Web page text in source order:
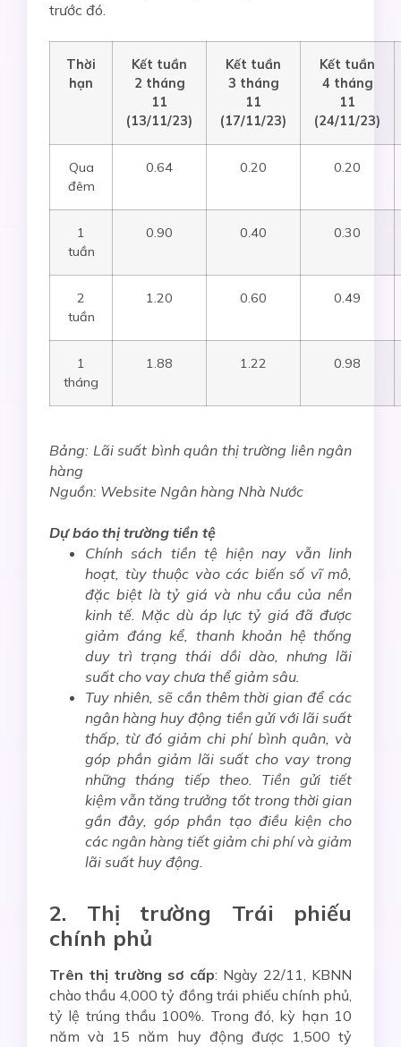
trước đó.
Thời
hạn
Kết tuần
2 tháng
11
(13/11/23)
Kết tuần
3 tháng
11
(17/11/23)
Kết tuần
4 tháng
11
(24/11/23)
Qua
đêm
0.64 0.20 0.20
1
tuần
0.90 0.40 0.30
2
tuần
1.20 0.60 0.49
1
tháng
1.88 1.22 0.98
Bảng: Lãi suất bình quân thị trường liên ngân
hàng
Nguồn: Website Ngân hàng Nhà Nước
Dự báo thị trường tiền tệ
Chính sách tiền tệ hiện nay vẫn linh
hoạt, tùy thuộc vào các biến số vĩ mô,
đặc biệt là tỷ giá và nhu cầu của nền
kinh tế. Mặc dù áp lực tỷ giá đã được
giảm đáng kể, thanh khoản hệ thống
duy trì trạng thái dồi dào, nhưng lãi
suất cho vay chưa thể giảm sâu.
Tuy nhiên, sẽ cần thêm thời gian để các
ngân hàng huy động tiền gửi với lãi suất
thấp, từ đó giảm chi phí bình quân, và
góp phần giảm lãi suất cho vay trong
những tháng tiếp theo. Tiền gửi tiết
kiệm vẫn tăng trưởng tốt trong thời gian
gần đây, góp phần tạo điều kiện cho
các ngân hàng tiết giảm chi phí và giảm
lãi suất huy động.
2. Thị trường Trái phiếu
chính phủ
Trên thị trường sơ cấp: Ngày 22/11, KBNN
chào thầu 4,000 tỷ đồng trái phiếu chính phủ,
tỷ lệ trúng thầu 100%. Trong đó, kỳ hạn 10
năm và 15 năm huy động được 1,500 tỷ